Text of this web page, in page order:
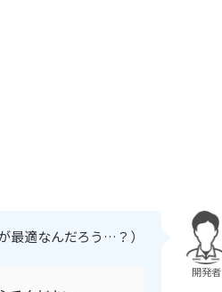
最適なんだろう…？）
開発者